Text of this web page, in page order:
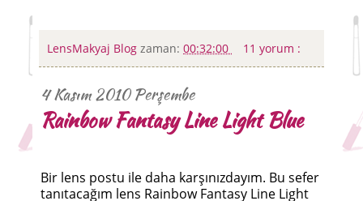
LensMakyaj Blog zaman: 00:32:00 11 yorum :
4 Kasım 2010 Perşembe
Rainbow Fantasy Line Light Blue
Bir lens postu ile daha karşınızdayım. Bu sefer
tanıtacağım lens Rainbow Fantasy Line Light